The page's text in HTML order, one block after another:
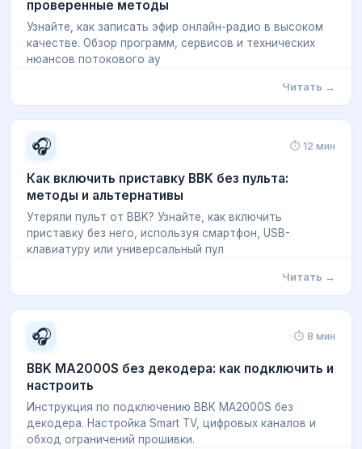
проверенные методы
Узнайте, как записать эфир онлайн-радио в высоком
качестве. Обзор программ, сервисов и технических
нюансов потокового ау
Читать →
🎧 ⏱ 12 мин
Как включить приставку BBK без пульта:
методы и альтернативы
Утеряли пульт от BBK? Узнайте, как включить
приставку без него, используя смартфон, USB-
клавиатуру или универсальный пул
Читать →
🎧 ⏱ 8 мин
BBK MA2000S без декодера: как подключить и
настроить
Инструкция по подключению BBK MA2000S без
декодера. Настройка Smart TV, цифровых каналов и
обход ограничений прошивки.